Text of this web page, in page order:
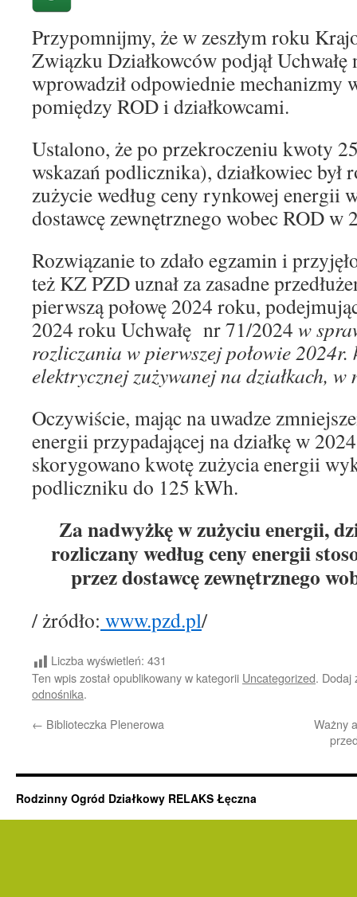
Przypomnijmy, że w zeszłym roku
Związku Działkowców podjął
wprowadził odpowiednie mechanizmy
pomiędzy ROD i działkowcami.
Ustalono, że po przekroczeniu kwoty
wskazań podlicznika), działkowiec był
zużycie według ceny rynkowej energii
dostawcę zewnętrznego wobec ROD w
Rozwiązanie to zdało egzamin i
też KZ PZD uznał za zasadne
pierwszą połowę 2024 roku,
2024 roku Uchwałę nr 71/2024 w
rozliczania w pierwszej połowie 2024r.
elektrycznej zużywanej na działkach,
Oczywiście, mając na uwadze
energii przypadającej na działkę w
skorygowano kwotę zużycia energii
podliczniku do 125 kWh.
Za nadwyżkę w zużyciu energii,
rozliczany według ceny energii
przez dostawcę zewnętrznego
/ żródło: www.pzd.pl/
Liczba wyświetleń: 431
Ten wpis został opublikowany w kategorii Uncategorized. Dodaj
odnośnika.
← Biblioteczka Plenerowa
Ważny
Rodzinny Ogród Działkowy RELAKS Łęczna